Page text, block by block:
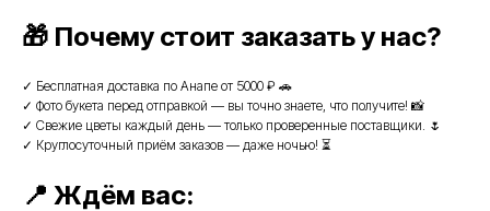
🎁 Почему стоит заказать у нас?
✓ Бесплатная доставка по Анапе от 5000 ₽ 🚗
✓ Фото букета перед отправкой — вы точно знаете, что получите! 📸
✓ Свежие цветы каждый день — только проверенные поставщики. 🌷
✓ Круглосуточный приём заказов — даже ночью! ⏳
📍 Ждём вас: